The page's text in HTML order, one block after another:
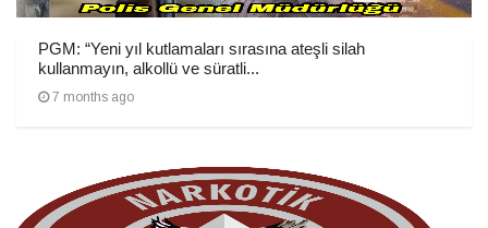
PGM: “Yeni yıl kutlamaları sırasına ateşli silah
kullanmayın, alkollü ve süratli...
7 months ago